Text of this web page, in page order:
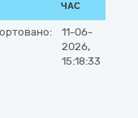
ЧАС
11-06-
2026,
15:18:33